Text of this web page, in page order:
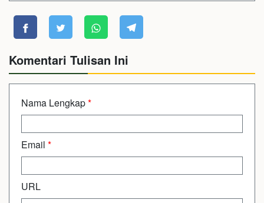
Komentari Tulisan Ini
Nama Lengkap*
Email *
URL